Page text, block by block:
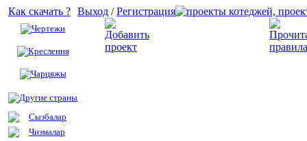
Как скачать ?
Чертежи
Креслення
Чарцяжы
Другие страны
Сызбалар
Чизмалар
Выход /Регистрация